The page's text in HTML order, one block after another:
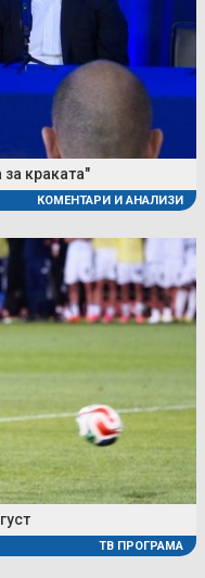
краката"
КОМЕНТАРИ И АНАЛИЗИ
ТВ ПРОГРАМА